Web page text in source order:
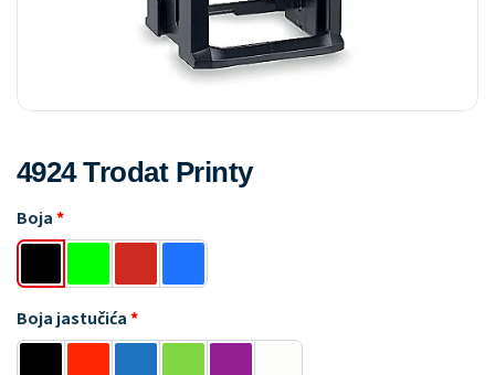
4924 Trodat Printy
Boja
Boja jastučića